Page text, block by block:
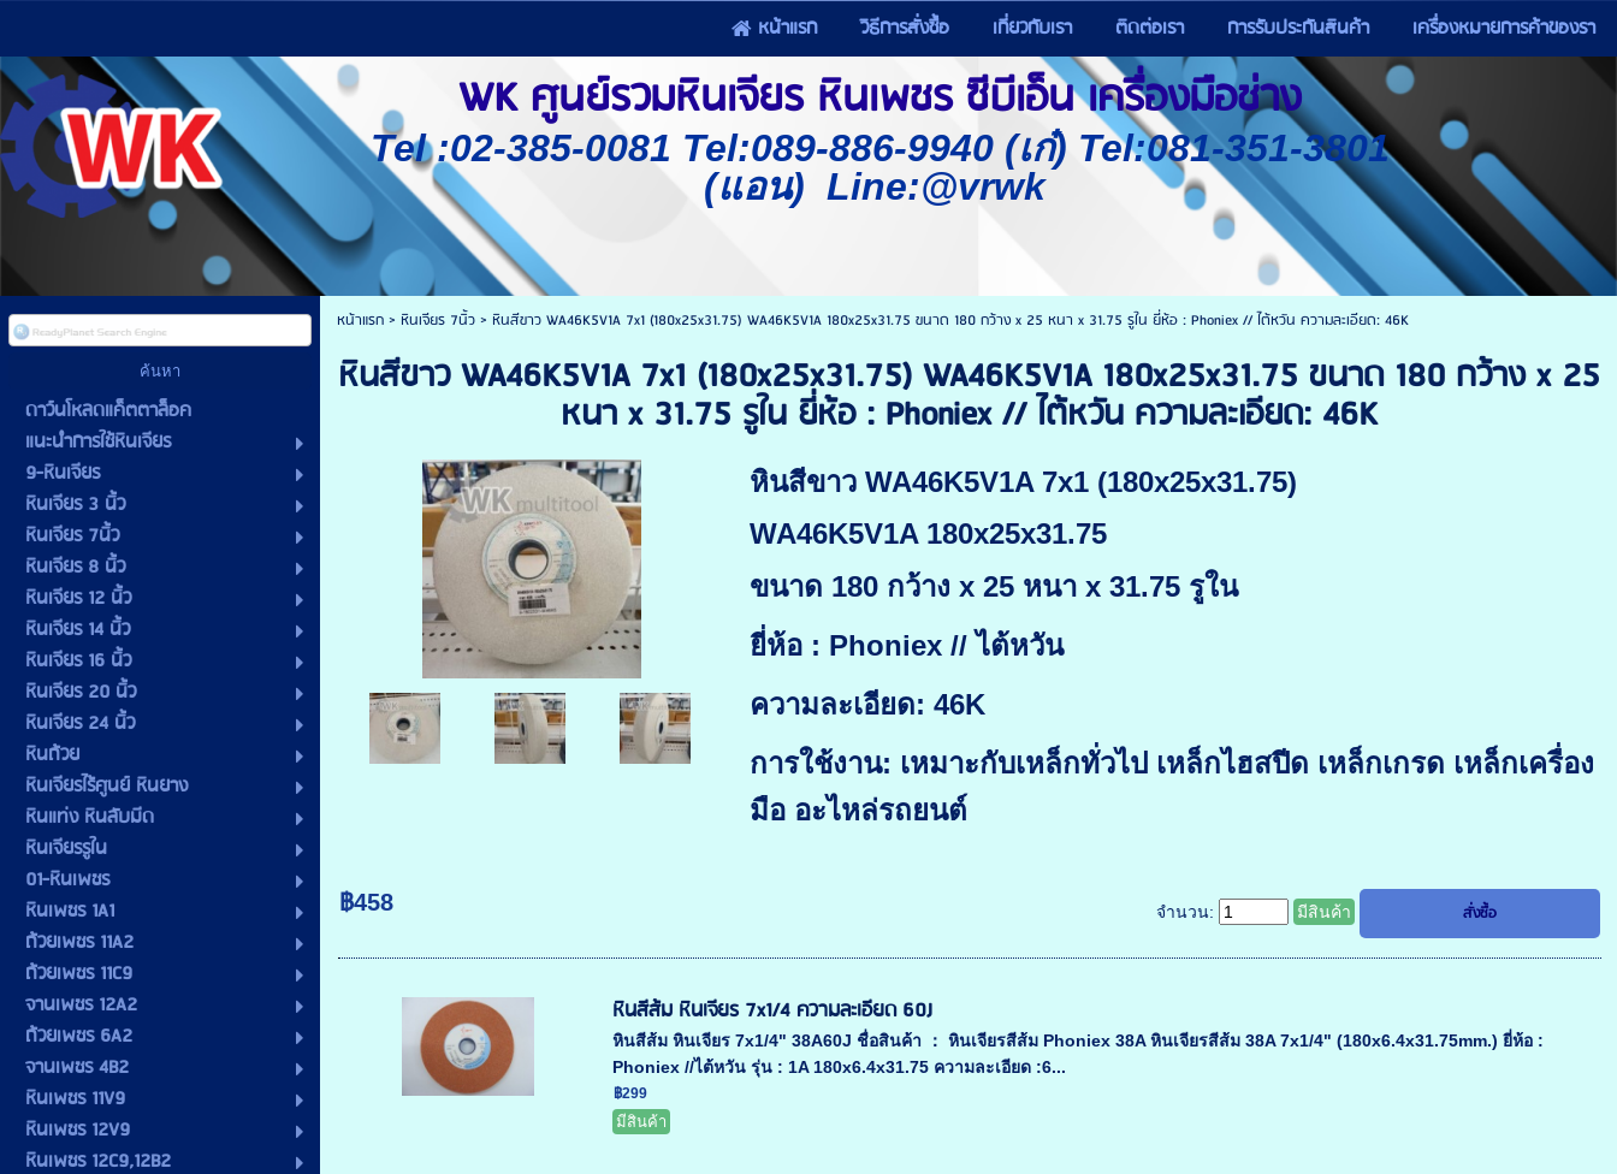
หน้าแรก วิธีการสั่งซื้อ เกี่ยวกับเรา ติดต่อเรา การรับประกันสินค้า เครื่องหมายการค้าของรา
WK ศูนย์รวมหินเจียร หินเพชร ซีบีเอ็น เครื่องมือช่าง
Tel :02-385-0081 Tel:089-886-9940 (เก๋) Tel:081-351-3801
(แอน) Line:@vrwk
ดาว์นโหลดแค็ตตาล็อค
แนะนำการใช้หินเจียร
9-หินเจียร
หินเจียร 3 นิ้ว
หินเจียร 7นิ้ว
หินเจียร 8 นิ้ว
หินเจียร 12 นิ้ว
หินเจียร 14 นิ้ว
หินเจียร 16 นิ้ว
หินเจียร 20 นิ้ว
หินเจียร 24 นิ้ว
หินถ้วย
หินเจียรไร้ศูนย์ หินยาง
หินแท่ง หินลับมีด
หินเจียรรูใน
01-หินเพชร
หินเพชร 1A1
ถ้วยเพชร 11A2
ถ้วยเพชร 11C9
จานเพชร 12A2
ถ้วยเพชร 6A2
จานเพชร 4B2
หินเพชร 11V9
หินเพชร 12V9
หินเพชร 12C9,12B2
หน้าแรก> หินเจียร 7นิ้ว> หินสีขาว WA46K5V1A 7x1 (180x25x31.75) WA46K5V1A 180x25x31.75 ขนาด 180 กว้าง x 25 หนา x 31.75 รูใน ยี่ห้อ : Phoniex // ไต้หวัน ความละเอียด: 46K
หินสีขาว WA46K5V1A 7x1 (180x25x31.75) WA46K5V1A 180x25x31.75 ขนาด 180 กว้าง x 25
หนา x 31.75 รูใน ยี่ห้อ : Phoniex // ไต้หวัน ความละเอียด: 46K
หินสีขาว WA46K5V1A 7x1 (180x25x31.75)
WA46K5V1A 180x25x31.75
ขนาด 180 กว้าง x 25 หนา x 31.75 รูใน
ยี่ห้อ : Phoniex // ไต้หวัน
ความละเอียด: 46K
การใช้งาน: เหมาะกับเหล็กทั่วไป เหล็กไฮสปีด เหล็กเกรด เหล็กเครื่อง
มือ อะไหล่รถยนต์
฿458 จำนวน: มีสินค้า
หินสีส้ม หินเจียร 7x1/4 ความละเอียด 60J
หินสีส้ม หินเจียร 7x1/4" 38A60J ชื่อสินค้า ： หินเจียรสีส้ม Phoniex 38A หินเจียรสีส้ม 38A 7x1/4" (180x6.4x31.75mm.) ยี่ห้อ :
Phoniex //ไต้หวัน รุ่น : 1A 180x6.4x31.75 ความละเอียด :6...
฿299
มีสินค้า